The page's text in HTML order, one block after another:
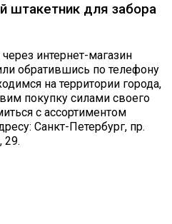
штакетник для забора
интернет-магазин
обратившись по телефону
на территории города,
покупку силами своего
с ассортиментом
Санкт-Петербург, пр.
29.